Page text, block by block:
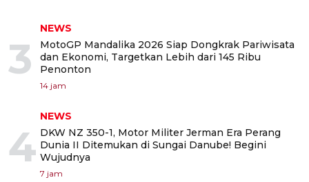
3
NEWS
MotoGP Mandalika 2026 Siap Dongkrak Pariwisata
dan Ekonomi, Targetkan Lebih dari 145 Ribu
Penonton
14 jam
4
NEWS
DKW NZ 350-1, Motor Militer Jerman Era Perang
Dunia II Ditemukan di Sungai Danube! Begini
Wujudnya
7 jam